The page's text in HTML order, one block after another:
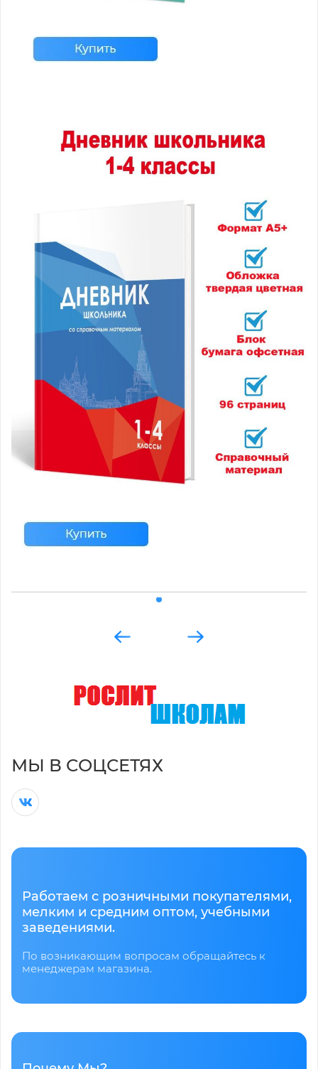
МЫ В СОЦСЕТЯХ
Работаем с розничными покупателями,
мелким и средним оптом, учебными
заведениями.
По возникающим вопросам обращайтесь к
менеджерам магазина.